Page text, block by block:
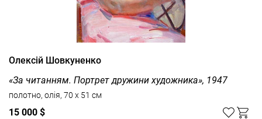
Олексій Шовкуненко
«За читанням. Портрет дружини художника», 1947
полотно, олія, 70 x 51 см
15 000 $